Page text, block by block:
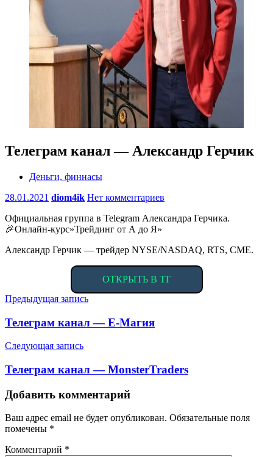
Телеграм канал — Александр Герчик
Деньги, финнасы
28.01.2021 diom4ik Нет комментариев
Официальная группа в Telegram Александра Герчика.
🎉Онлайн-курс»Трейдинг от А до Я»
Александр Герчик — трейдер NYSE/NASDAQ, RTS, CME.
ОТКРЫТЬ В ТГ
Навигация
по
записям
Предыдущая запись
Телеграм канал — Е-Магия
Следующая запись
Телеграм канал — MonsterTraders
Добавить комментарий
Ваш адрес email не будет опубликован. Обязательные поля
помечены *
Комментарий *